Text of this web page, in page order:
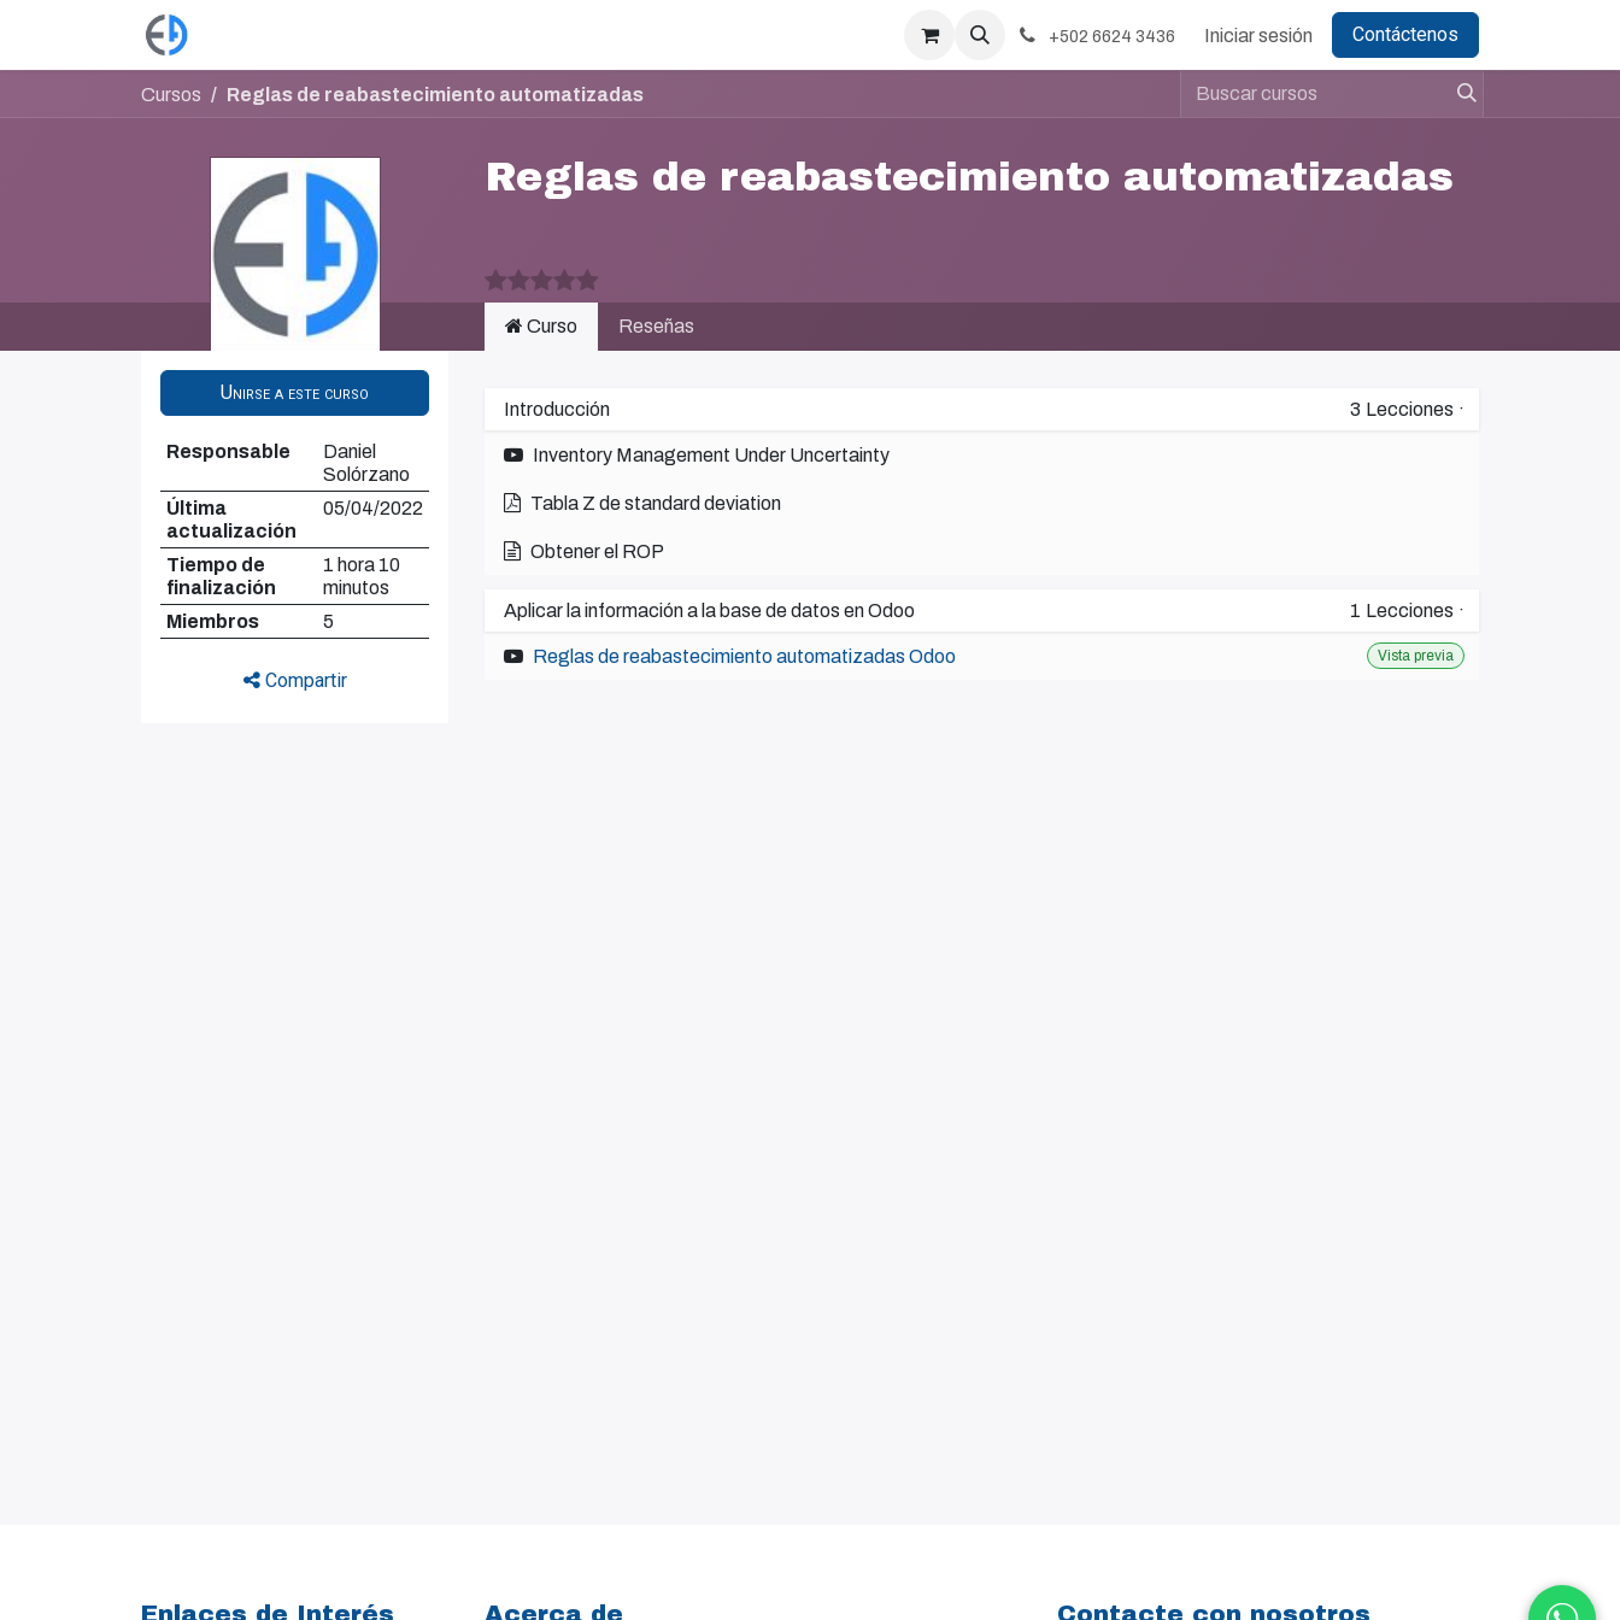
+502 6624 3436 Iniciar sesión Contáctenos
Cursos Reglas de reabastecimiento automatizadas
Reglas de reabastecimiento automatizadas
Unirse a este curso
Responsable
Daniel
Solórzano
Última
actualización
05/04/2022
Tiempo de
finalización
1 hora 10
minutos
Miembros
5
Compartir
Curso Reseñas
Introducción 3 Lecciones ·
Inventory Management Under Uncertainty
Tabla Z de standard deviation
Obtener el ROP
Aplicar la información a la base de datos en Odoo 1 Lecciones ·
Reglas de reabastecimiento automatizadas Odoo Vista previa
Enlaces de Interés Acerca de Contacte con nosotros